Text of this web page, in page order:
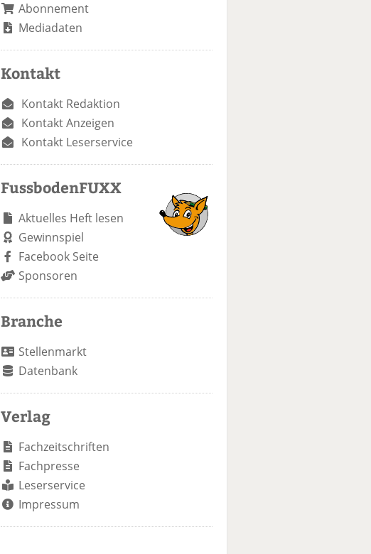
Abonnement
Mediadaten
Kontakt
Kontakt Redaktion
Kontakt Anzeigen
Kontakt Leserservice
FussbodenFUXX
Aktuelles Heft lesen
Gewinnspiel
Facebook Seite
Sponsoren
Branche
Stellenmarkt
Datenbank
Verlag
Fachzeitschriften
Fachpresse
Leserservice
Impressum